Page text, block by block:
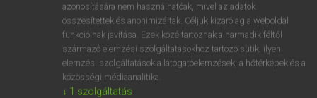
⚲ spring mattresskeresése szótárainkban
DÍJMENTES ANGOL SZÓTÁR
azonosítására nem használhatóak, mivel az adatok
összesítettek és anonimizáltak. Céljuk kizárólag a weboldal
funkcióinak javítása. Ezek közé tartoznak a harmadik féltől
származó elemzési szolgáltatásokhoz tartozó sütik; ilyen
elemzési szolgáltatások a látogatóelemzések, a hőtérképek és a
közösségi médiaanalitika.
↓ 1 szolgáltatás